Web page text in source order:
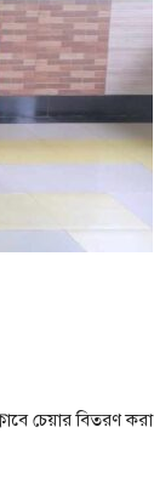
চেয়ার বিতরণ করা